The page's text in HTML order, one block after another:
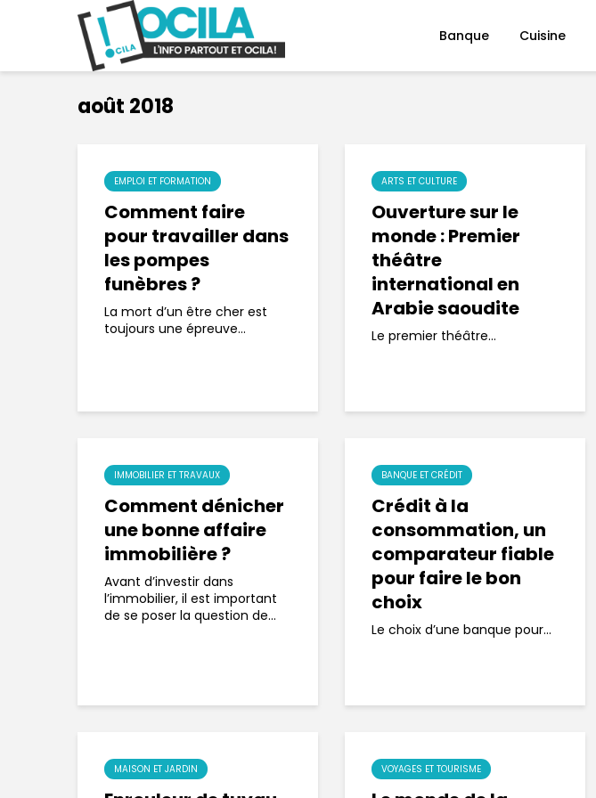
Banque Cuisine
août 2018
EMPLOI ET FORMATION
Comment faire
pour travailler dans
les pompes
funèbres ?
La mort d’un être cher est
toujours une épreuve...
ARTS ET CULTURE
Ouverture sur le
monde : Premier
théâtre
international en
Arabie saoudite
Le premier théâtre...
IMMOBILIER ET TRAVAUX
Comment dénicher
une bonne affaire
immobilière ?
Avant d’investir dans
l’immobilier, il est important
de se poser la question de...
BANQUE ET CRÉDIT
Crédit à la
consommation, un
comparateur fiable
pour faire le bon
choix
Le choix d’une banque pour...
MAISON ET JARDIN VOYAGES ET TOURISME